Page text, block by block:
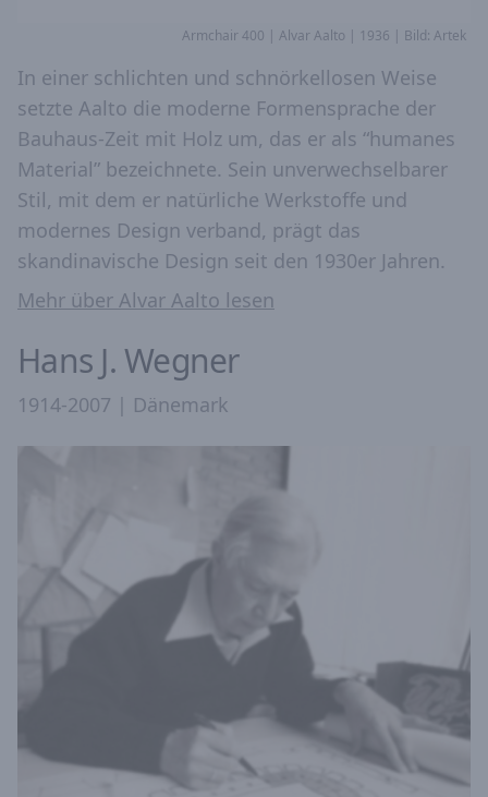
Armchair 400 | Alvar Aalto | 1936 | Bild: Artek
In einer schlichten und schnörkellosen Weise
setzte Aalto die moderne Formensprache der
Bauhaus-Zeit mit Holz um, das er als “humanes
Material” bezeichnete. Sein unverwechselbarer
Stil, mit dem er natürliche Werkstoffe und
modernes Design verband, prägt das
skandinavische Design seit den 1930er Jahren.
Mehr über Alvar Aalto lesen
Hans J. Wegner
1914-2007 | Dänemark